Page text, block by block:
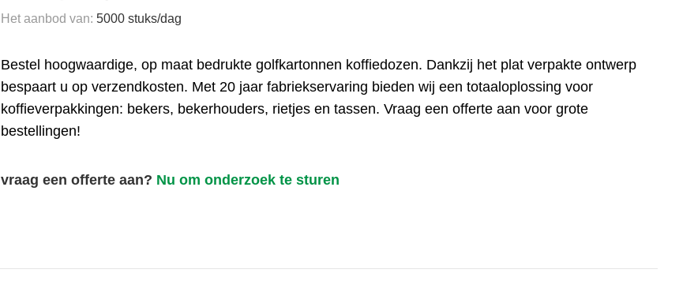
Het aanbod van: 5000 stuks/dag
Bestel hoogwaardige, op maat bedrukte golfkartonnen koffiedozen. Dankzij het plat verpakte ontwerp
bespaart u op verzendkosten. Met 20 jaar fabriekservaring bieden wij een totaaloplossing voor
koffieverpakkingen: bekers, bekerhouders, rietjes en tassen. Vraag een offerte aan voor grote
bestellingen!
vraag een offerte aan? Nu om onderzoek te sturen